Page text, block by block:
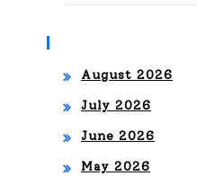
des
August 2026
July 2026
June 2026
May 2026